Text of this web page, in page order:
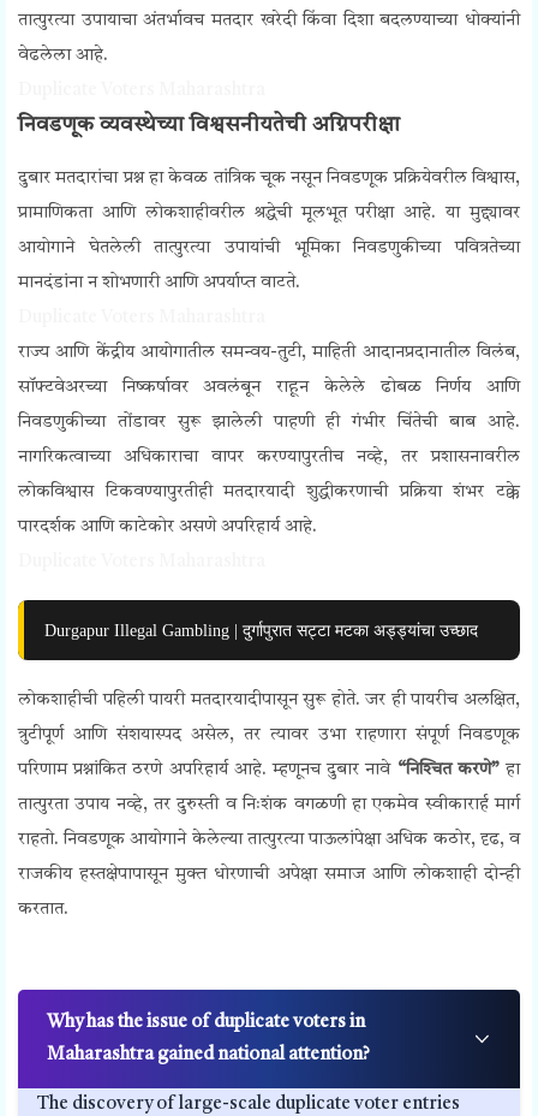
तात्पुरत्या उपायाचा अंतर्भावच मतदार खरेदी किंवा दिशा बदलण्याच्या धोक्यांनी
वेढलेला आहे.
निवडणूक व्यवस्थेच्या विश्वसनीयतेची अग्निपरीक्षा
दुबार मतदारांचा प्रश्न हा केवळ तांत्रिक चूक नसून निवडणूक प्रक्रियेवरील विश्वास,
प्रामाणिकता आणि लोकशाहीवरील श्रद्धेची मूलभूत परीक्षा आहे. या मुद्द्यावर
आयोगाने घेतलेली तात्पुरत्या उपायांची भूमिका निवडणुकीच्या पवित्रतेच्या
मानदंडांना न शोभणारी आणि अपर्याप्त वाटते.
राज्य आणि केंद्रीय आयोगातील समन्वय-तुटी, माहिती आदानप्रदानातील विलंब,
सॉफ्टवेअरच्या निष्कर्षावर अवलंबून राहून केलेले ढोबळ निर्णय आणि
निवडणुकीच्या तोंडावर सुरू झालेली पाहणी ही गंभीर चिंतेची बाब आहे.
नागरिकत्वाच्या अधिकाराचा वापर करण्यापुरतीच नव्हे, तर प्रशासनावरील
लोकविश्वास टिकवण्यापुरतीही मतदारयादी शुद्धीकरणाची प्रक्रिया शंभर टक्के
पारदर्शक आणि काटेकोर असणे अपरिहार्य आहे.
Durgapur Illegal Gambling | दुर्गापुरात सट्टा मटका अड्ड्यांचा उच्छाद
लोकशाहीची पहिली पायरी मतदारयादीपासून सुरू होते. जर ही पायरीच अलक्षित,
त्रुटीपूर्ण आणि संशयास्पद असेल, तर त्यावर उभा राहणारा संपूर्ण निवडणूक
परिणाम प्रश्नांकित ठरणे अपरिहार्य आहे. म्हणूनच दुबार नावे “निश्‍चित करणे”हा
तात्पुरता उपाय नव्हे, तर दुरुस्ती व निःशंक वगळणी हा एकमेव स्वीकारार्ह मार्ग
राहतो. निवडणूक आयोगाने केलेल्या तात्पुरत्या पाऊलांपेक्षा अधिक कठोर, दृढ, व
राजकीय हस्तक्षेपापासून मुक्त धोरणाची अपेक्षा समाज आणि लोकशाही दोन्ही
करतात.
Why has the issue of duplicate voters in
Maharashtra gained national attention?
The discovery of large-scale duplicate voter entries